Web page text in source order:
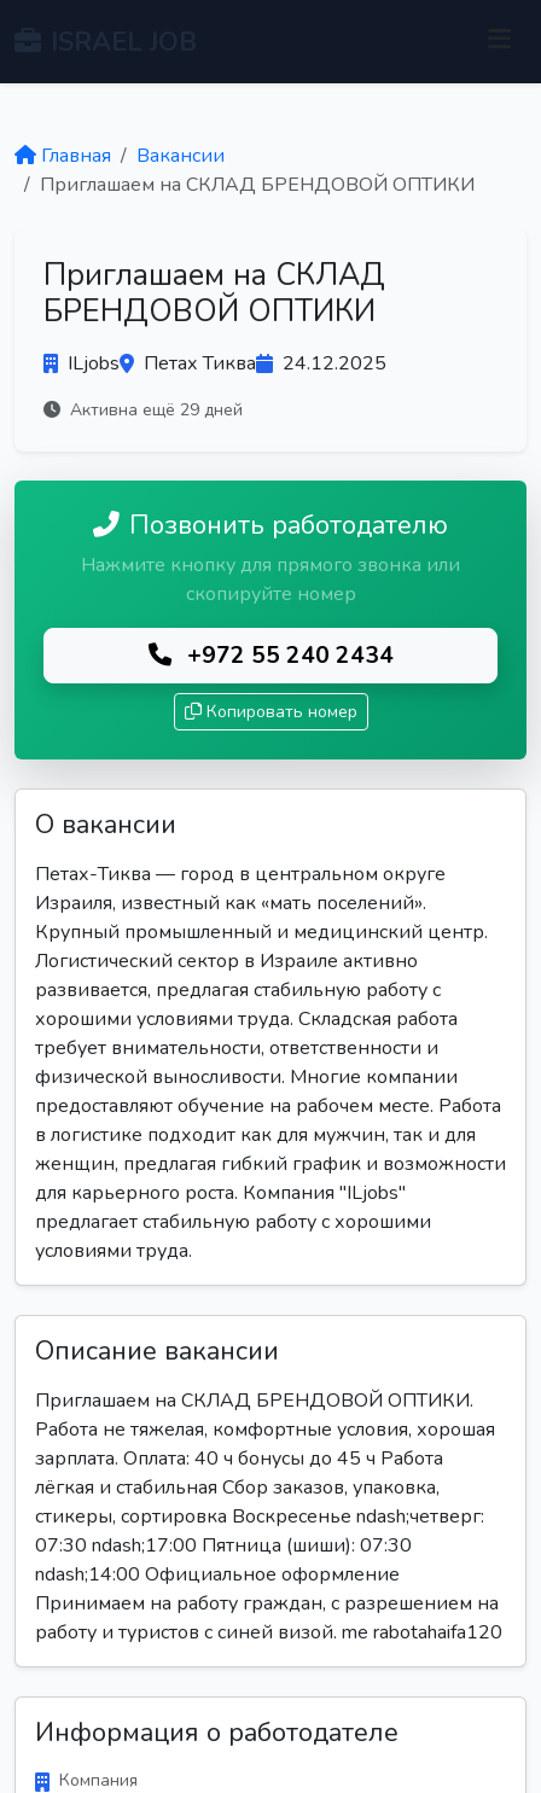
Главная
Вакансии
Приглашаем на СКЛАД БРЕНДОВОЙ ОПТИКИ
Приглашаем на СКЛАД
БРЕНДОВОЙ ОПТИКИ
ILjobs Петах Тиква 24.12.2025
Активна ещё 29 дней
Позвонить работодателю
Нажмите кнопку для прямого звонка или
скопируйте номер
+972 55 240 2434
Копировать номер
О вакансии
Петах-Тиква — город в центральном округе
Израиля, известный как «мать поселений».
Крупный промышленный и медицинский центр.
Логистический сектор в Израиле активно
развивается, предлагая стабильную работу с
хорошими условиями труда. Складская работа
требует внимательности, ответственности и
физической выносливости. Многие компании
предоставляют обучение на рабочем месте. Работа
в логистике подходит как для мужчин, так и для
женщин, предлагая гибкий график и возможности
для карьерного роста. Компания "ILjobs"
предлагает стабильную работу с хорошими
условиями труда.
Описание вакансии
Приглашаем на СКЛАД БРЕНДОВОЙ ОПТИКИ.
Работа не тяжелая, комфортные условия, хорошая
зарплата. Оплата: 40 ч бонусы до 45 ч Работа
лёгкая и стабильная Сбор заказов, упаковка,
стикеры, сортировка Воскресенье ndash;четверг:
07:30 ndash;17:00 Пятница (шиши): 07:30
ndash;14:00 Официальное оформление
Принимаем на работу граждан, с разрешением на
работу и туристов с синей визой. me rabotahaifa120
Информация о работодателе
Компания